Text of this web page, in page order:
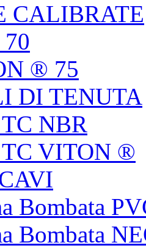
CALIBRATE
® 75
DI TENUTA
TC NBR
TC VITON ®
Bombata
Bombata